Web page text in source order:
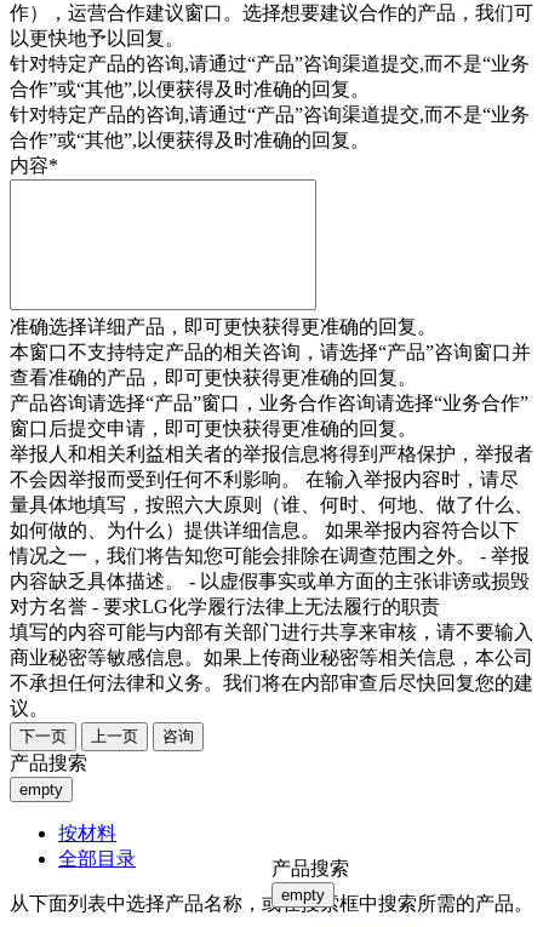
作），运营合作建议窗口。选择想要建议合作的产品，我们可
以更快地予以回复。
针对特定产品的咨询,请通过“产品”咨询渠道提交,而不是“业务
合作”或“其他”,以便获得及时准确的回复。
针对特定产品的咨询,请通过“产品”咨询渠道提交,而不是“业务
合作”或“其他”,以便获得及时准确的回复。
内容*
准确选择详细产品，即可更快获得更准确的回复。
本窗口不支持特定产品的相关咨询，请选择“产品”咨询窗口并
查看准确的产品，即可更快获得更准确的回复。
产品咨询请选择“产品”窗口，业务合作咨询请选择“业务合作”
窗口后提交申请，即可更快获得更准确的回复。
举报人和相关利益相关者的举报信息将得到严格保护，举报者
不会因举报而受到任何不利影响。 在输入举报内容时，请尽
量具体地填写，按照六大原则（谁、何时、何地、做了什么、
如何做的、为什么）提供详细信息。 如果举报内容符合以下
情况之一，我们将告知您可能会排除在调查范围之外。 - 举报
内容缺乏具体描述。 - 以虚假事实或单方面的主张诽谤或损毁
对方名誉 - 要求LG化学履行法律上无法履行的职责
填写的内容可能与内部有关部门进行共享来审核，请不要输入
商业秘密等敏感信息。如果上传商业秘密等相关信息，本公司
不承担任何法律和义务。我们将在内部审查后尽快回复您的建
议。
下一页 上一页 咨询
产品搜索
empty
按材料
全部目录
从下面列表中选择产品名称，或在搜索框中搜索所需的产品。
产品搜索
empty